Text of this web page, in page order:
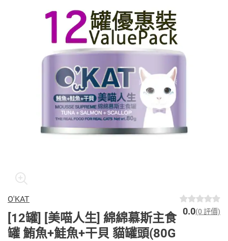
O'KAT
[12罐] [美喵人生] 綿綿慕斯主食
罐 鮪魚+鮭魚+干貝 貓罐頭(80G
0.0(0 評價)